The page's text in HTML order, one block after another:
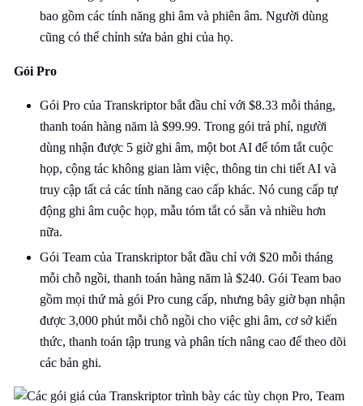
bao gồm các tính năng ghi âm và phiên âm. Người dùng
cũng có thể chỉnh sửa bản ghi của họ.
Gói Pro
Gói Pro của Transkriptor bắt đầu chỉ với $8.33 mỗi tháng,
thanh toán hàng năm là $99.99. Trong gói trả phí, người
dùng nhận được 5 giờ ghi âm, một bot AI để tóm tắt cuộc
họp, cộng tác không gian làm việc, thông tin chi tiết AI và
truy cập tất cả các tính năng cao cấp khác. Nó cung cấp tự
động ghi âm cuộc họp, mẫu tóm tắt có sẵn và nhiều hơn
nữa.
Gói Team của Transkriptor bắt đầu chỉ với $20 mỗi tháng
mỗi chỗ ngồi, thanh toán hàng năm là $240. Gói Team bao
gồm mọi thứ mà gói Pro cung cấp, nhưng bây giờ bạn nhận
được 3,000 phút mỗi chỗ ngồi cho việc ghi âm, cơ sở kiến
thức, thanh toán tập trung và phân tích nâng cao để theo dõi
các bản ghi.